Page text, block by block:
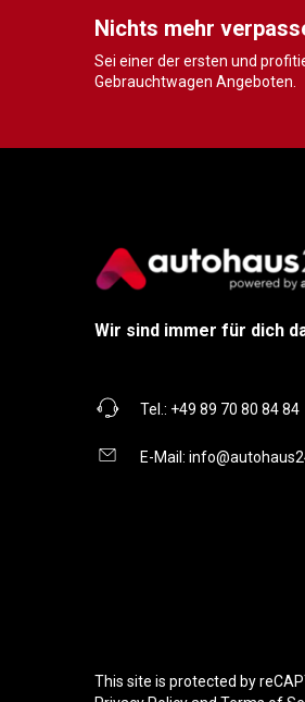
Nichts mehr
Sei einer der ersten und
Gebrauchtwagen Angeboten.
Wir sind immer für dich
Tel.: +49 89 70 80 84 84
E-Mail:
This site is protected by